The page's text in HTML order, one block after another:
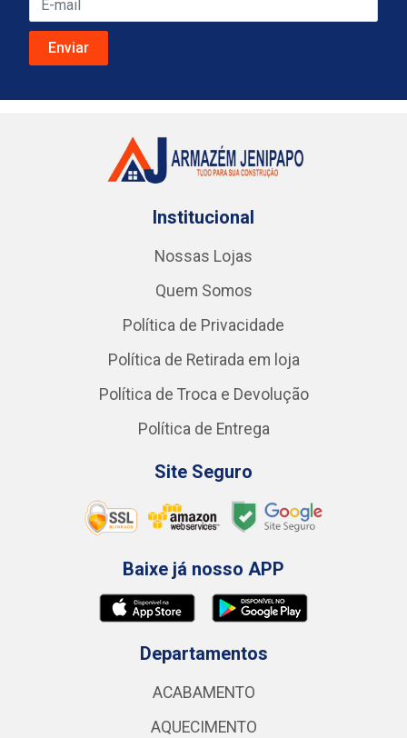
Institucional
Nossas Lojas
Quem Somos
Política de Privacidade
Política de Retirada em loja
Política de Troca e Devolução
Política de Entrega
Site Seguro
Baixe já nosso APP
Departamentos
ACABAMENTO
AQUECIMENTO